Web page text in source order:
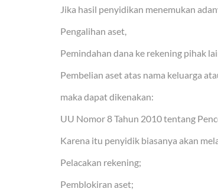
Jika hasil penyidikan menemukan
Pengalihan aset,
Pemindahan dana ke rekening pihak
Pembelian aset atas nama keluarga
maka dapat dikenakan:
UU Nomor 8 Tahun 2010 tentang
Karena itu penyidik biasanya akan
Pelacakan rekening;
Pemblokiran aset;